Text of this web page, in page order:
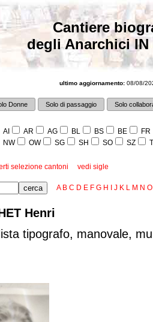
Cantiere
degli Anarchici IN
ultimo aggiornamento: 08/08/
Donne Solo di passaggio Solo
AI AR AG BL BS BE
FR
NW
OW SG SH SO SZ
selezione cantoni vedi sigle
A B C D E F G H J K L M N O
Henri
tipografo, manovale,